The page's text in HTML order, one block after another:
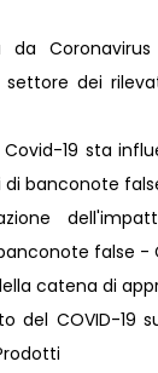
da Coronavirus
dei
Covid-19 sta
di banconote
false -
della catena di
del COVID-19